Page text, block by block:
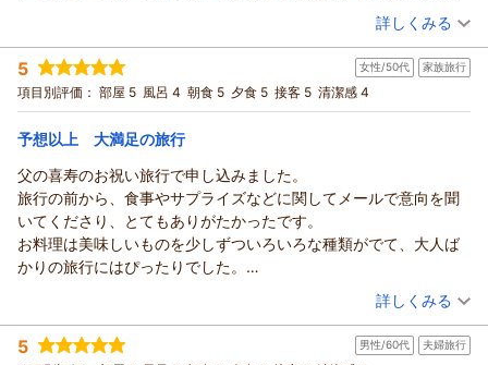
（投稿日：2026/06/23）
宿泊時期： 2026年06月宿泊 (友達旅行)
投稿者： あっちゃんさん
宿泊プラン： 【リラぎふ】飛騨牛鉄板焼き付の月替わり会席プラン♪
ツイン 朝・夕 朝/個室利用 夕/個室利用
宿泊価格帯： 27,001～28,000円(大人一人あたり/税込)
本陣平野屋 光風館からの返信
この度は本陣平野屋にご宿泊いただき、誠にありがとうござい
ます。「女性に嬉しい宿」とのお言葉をいただき、大変嬉しく
思っております。
女性専用大浴場「りらっくす蔵」、お食事、お部屋、そしてス
タッフのおもてなしまで、ご滞在を満喫していただけたご様子
に、とても嬉しく思っております。
また、お車のお預かりサービスも、高山の街歩きをゆっくりお
詳しくみる
5 女性/50代 家族旅行
項目別評価： 部屋 5 風呂 4 朝食 5 夕食 5 接客 5 清潔感 4
予想以上 大満足の旅行
父の喜寿のお祝い旅行で申し込みました。
旅行の前から、食事やサプライズなどに関してメールで意向を聞
いてくださり、とてもありがたかったです。
お料理は美味しいものを少しずついろいろな種類がでて、大人ば
かりの旅行にはぴったりでした。
またスタッフの皆様の接客も丁寧で、心がほっこりしました。
たまたま母の誕生日も重なったのですが、ケーキやプレゼントに
ついて母の分もご用意くださり、大満足の旅行になりました。あ
りがとうございました。
（投稿日：2026/06/21）
宿泊時期： 2026年06月宿泊 (家族旅行)
投稿者： あややさん
詳しくみる
5 男性/60代 夫婦旅行